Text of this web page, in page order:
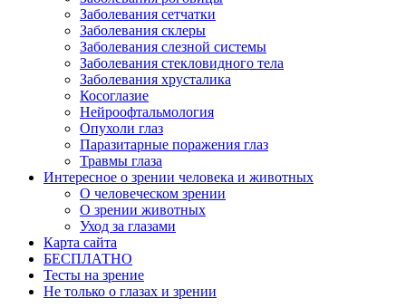
Заболевания сетчатки
Заболевания склеры
Заболевания слезной системы
Заболевания стекловидного тела
Заболевания хрусталика
Косоглазие
Нейроофтальмология
Опухоли глаз
Паразитарные поражения глаз
Травмы глаза
Интересное о зрении человека и животных
О человеческом зрении
О зрении животных
Уход за глазами
Карта сайта
БЕСПЛАТНО
Тесты на зрение
Не только о глазах и зрении